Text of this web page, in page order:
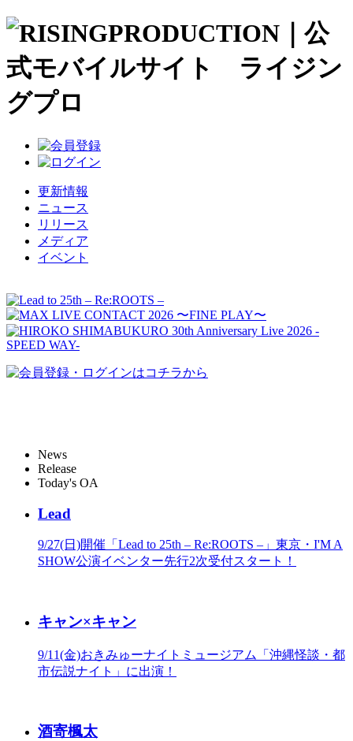
更新情報
ニュース
リリース
メディア
イベント
News
Release
Today's OA
Lead
9/27(日)開催「Lead to 25th – Re:ROOTS –」東京・I'M A
SHOW公演イベンター先行2次受付スタート！
キャン×キャン
9/11(金)おきみゅーナイトミュージアム「沖縄怪談・都
市伝説ナイト」に出演！
酒寄楓太